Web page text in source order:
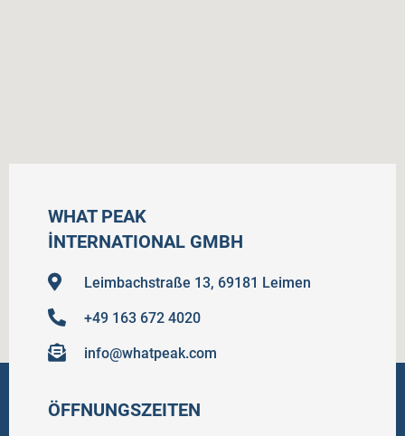
WHAT PEAK
İNTERNATIONAL GMBH
Leimbachstraße 13, 69181 Leimen
+49 163 672 4020
info@whatpeak.com
ÖFFNUNGSZEITEN